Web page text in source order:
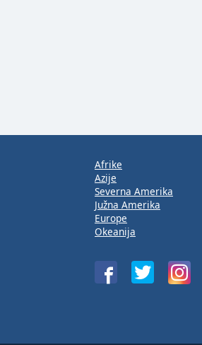
Afrike
Azije
Severna Amerika
Južna Amerika
Europe
Okeanija